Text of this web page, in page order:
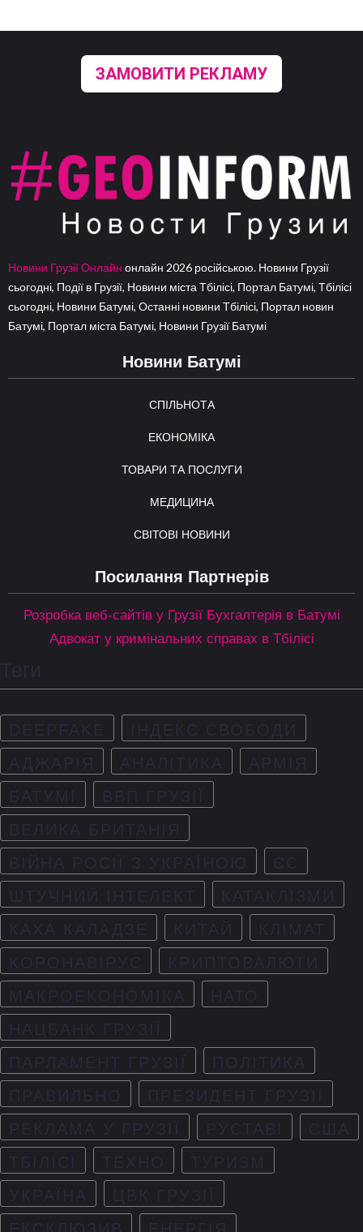
ЗАМОВИТИ РЕКЛАМУ
Новини Грузії Онлайн онлайн 2026 російською. Новини Грузії
сьогодні, Події в Грузії, Новини міста Тбілісі, Портал Батумі, Тбілісі
сьогодні, Новини Батумі, Останні новини Тбілісі, Портал новин
Батумі, Портал міста Батумі, Новини Грузії Батумі
Новини Батумі
СПІЛЬНОТА
ЕКОНОМІКА
ТОВАРИ ТА ПОСЛУГИ
МЕДИЦИНА
СВІТОВІ НОВИНИ
Посилання Партнерів
Розробка веб-сайтів у Грузії Бухгалтерія в Батумі
Адвокат у кримінальних справах в Тбілісі
Теги
DEEPFAKE
ІНДЕКС СВОБОДИ
АДЖАРІЯ
АНАЛІТИКА
АРМІЯ
БАТУМІ
ВВП ГРУЗІЇ
ВЕЛИКА БРИТАНІЯ
ВІЙНА РОСІЇ З УКРАЇНОЮ
ЄС
ШТУЧНИЙ ІНТЕЛЕКТ
КАТАКЛІЗМИ
КАХА КАЛАДЗЕ
КИТАЙ
КЛІМАТ
КОРОНАВІРУС
КРИПТОВАЛЮТИ
МАКРОЕКОНОМІКА
НАТО
НАЦБАНК ГРУЗІЇ
ПАРЛАМЕНТ ГРУЗІЇ
ПОЛІТИКА
ПРАВИЛЬНО
ПРЕЗИДЕНТ ГРУЗІЇ
РЕКЛАМА У ГРУЗІЇ
РУСТАВІ
США
ТБІЛІСІ
ТЕХНО
ТУРИЗМ
УКРАЇНА
ЦВК ГРУЗІЇ